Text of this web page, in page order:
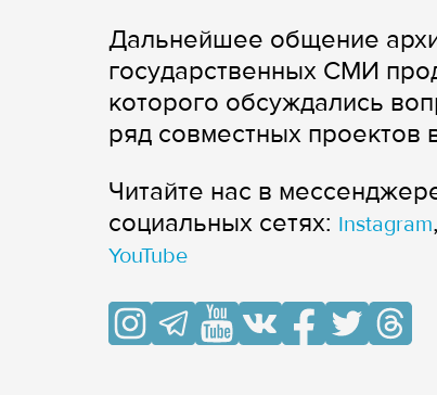
Дальнейшее общение
государственных СМИ
которого обсуждались
ряд совместных проектов
Читайте нас в
cоциальных сетях: Instagram,
YouTube